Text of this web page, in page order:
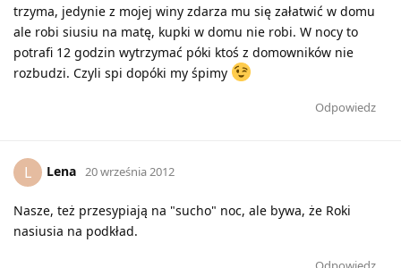
trzyma, jedynie z mojej winy zdarza mu się załatwić w domu
ale robi siusiu na matę, kupki w domu nie robi. W nocy to
potrafi 12 godzin wytrzymać póki ktoś z domowników nie
rozbudzi. Czyli spi dopóki my śpimy
Odpowiedz
L Lena 20 września 2012
Nasze, też przesypiają na "sucho" noc, ale bywa, że Roki
nasiusia na podkład.